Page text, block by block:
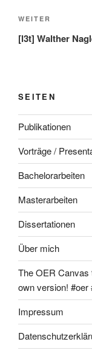
Nächster
Beitrag
WEITER
[l3t] Walther
SEITEN
Publikationen
Vorträge /
Bachelorarbeiten
Masterarbeiten
Dissertationen
Über mich
The OER
own version! #oer
Impressum